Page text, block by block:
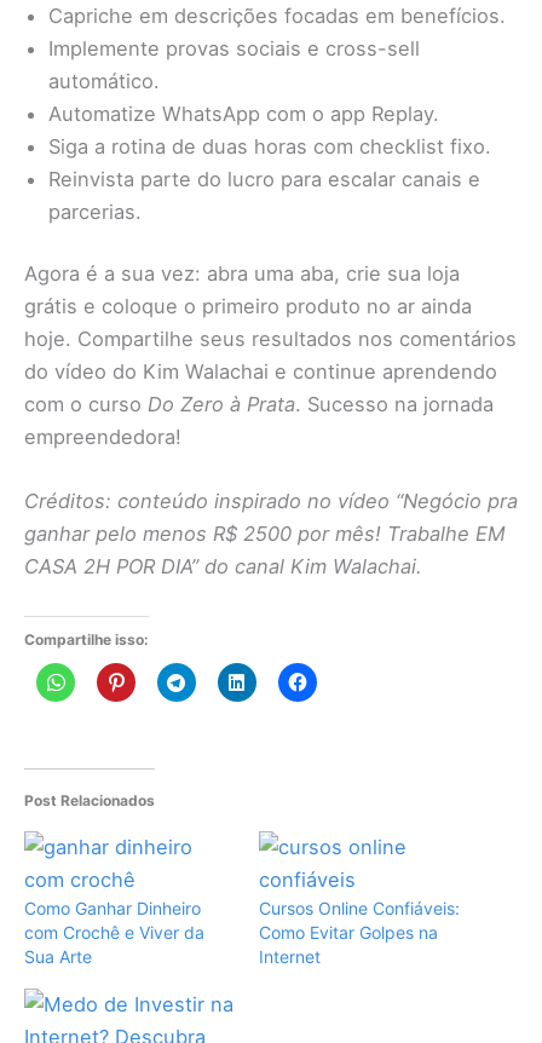
Capriche em descrições focadas em benefícios.
Implemente provas sociais e cross-sell
automático.
Automatize WhatsApp com o app Replay.
Siga a rotina de duas horas com checklist fixo.
Reinvista parte do lucro para escalar canais e
parcerias.
Agora é a sua vez: abra uma aba, crie sua loja
grátis e coloque o primeiro produto no ar ainda
hoje. Compartilhe seus resultados nos comentários
do vídeo do Kim Walachai e continue aprendendo
com o curso Do Zero à Prata. Sucesso na jornada
empreendedora!
Créditos: conteúdo inspirado no vídeo “Negócio pra
ganhar pelo menos R$ 2500 por mês! Trabalhe EM
CASA 2H POR DIA” do canal Kim Walachai.
Compartilhe isso:
Post Relacionados
Como Ganhar Dinheiro
com Crochê e Viver da
Sua Arte
Cursos Online Confiáveis:
Como Evitar Golpes na
Internet